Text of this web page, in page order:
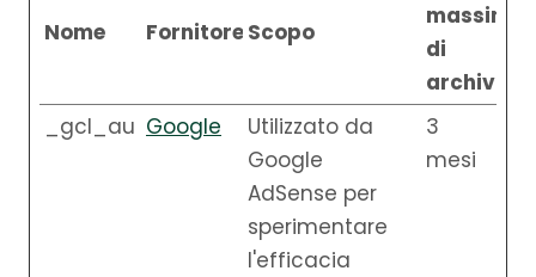
Nome Fornitore Scopo
massima
di
_gcl_au Google
Utilizzato da
Google
AdSense per
sperimentare
l'efficacia
3
mesi